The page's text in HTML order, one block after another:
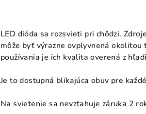
LED dióda sa rozsvieti pri chôdzi.
môže byť výrazne ovplyvnená
používania je ich kvalita overená z
Je to dostupná blikajúca obuv pre
Na svietenie sa nevzťahuje záruka 2